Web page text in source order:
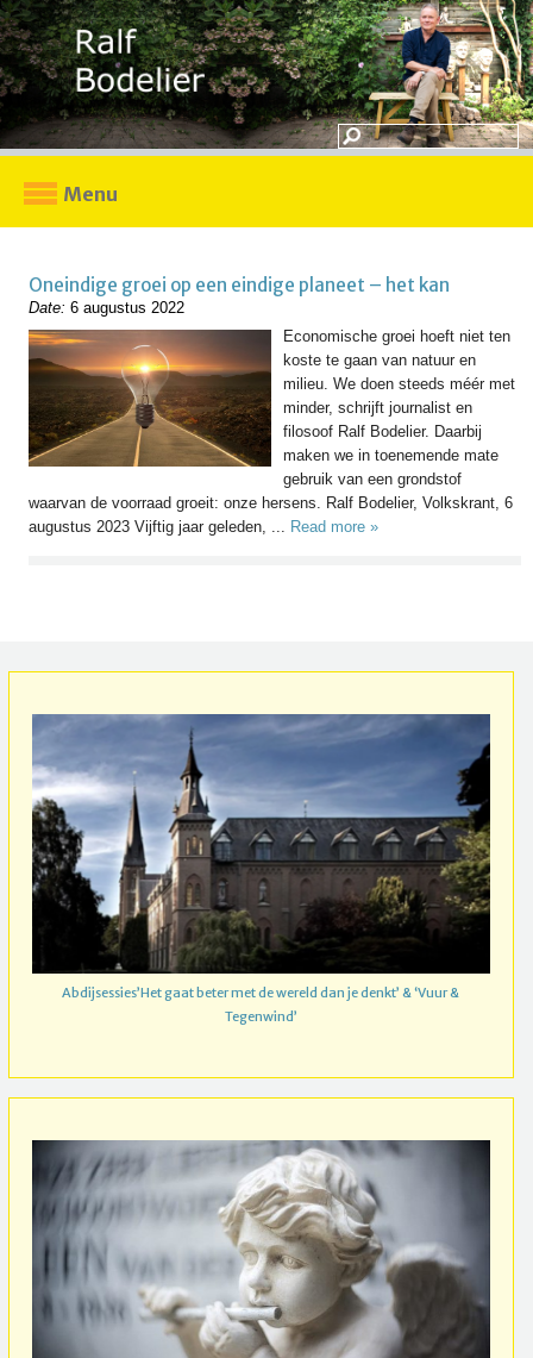
Menu
Oneindige groei op een eindige planeet – het kan
Date: 6 augustus 2022
Economische groei hoeft niet ten
koste te gaan van natuur en
milieu. We doen steeds méér met
minder, schrijft journalist en
filosoof Ralf Bodelier. Daarbij
maken we in toenemende mate
gebruik van een grondstof
waarvan de voorraad groeit: onze hersens. Ralf Bodelier, Volkskrant, 6
augustus 2023 Vijftig jaar geleden, ... Read more »
Abdijsessies’Het gaat beter met de wereld dan je denkt’ & ‘Vuur &
Tegenwind’